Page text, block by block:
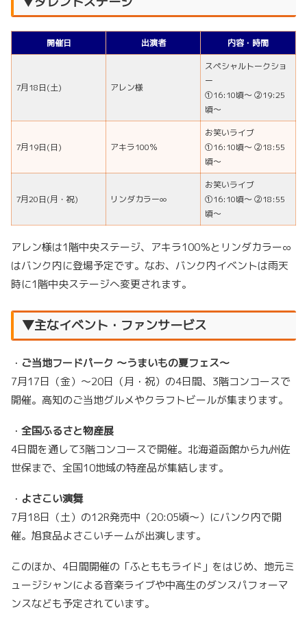
開催日 出演者 内容・時間
7月18日(土) アレン様
スペシャルトークショ
ー
①16:10頃～ ②19:25
頃～
7月19日(日) アキラ100％
お笑いライブ
①16:10頃～ ②18:55
頃～
7月20日(月・祝) リンダカラー∞
お笑いライブ
①16:10頃～ ②18:55
頃～
アレン様は1階中央ステージ、アキラ100％とリンダカラー∞
はバンク内に登場予定です。なお、バンク内イベントは雨天
時に1階中央ステージへ変更されます。
▼主なイベント・ファンサービス
・ ご当地フードパーク ～うまいもの夏フェス～
7月17日（金）～20日（月・祝）の4日間、3階コンコースで
開催。高知のご当地グルメやクラフトビールが集まります。
・ 全国ふるさと物産展
4日間を通して3階コンコースで開催。北海道函館から九州佐
世保まで、全国10地域の特産品が集結します。
・ よさこい演舞
7月18日（土）の12R発売中（20:05頃～）にバンク内で開
催。旭食品よさこいチームが出演します。
このほか、4日間開催の「ふとももライド」をはじめ、地元ミ
ュージシャンによる音楽ライブや中高生のダンスパフォーマ
ンスなども予定されています。